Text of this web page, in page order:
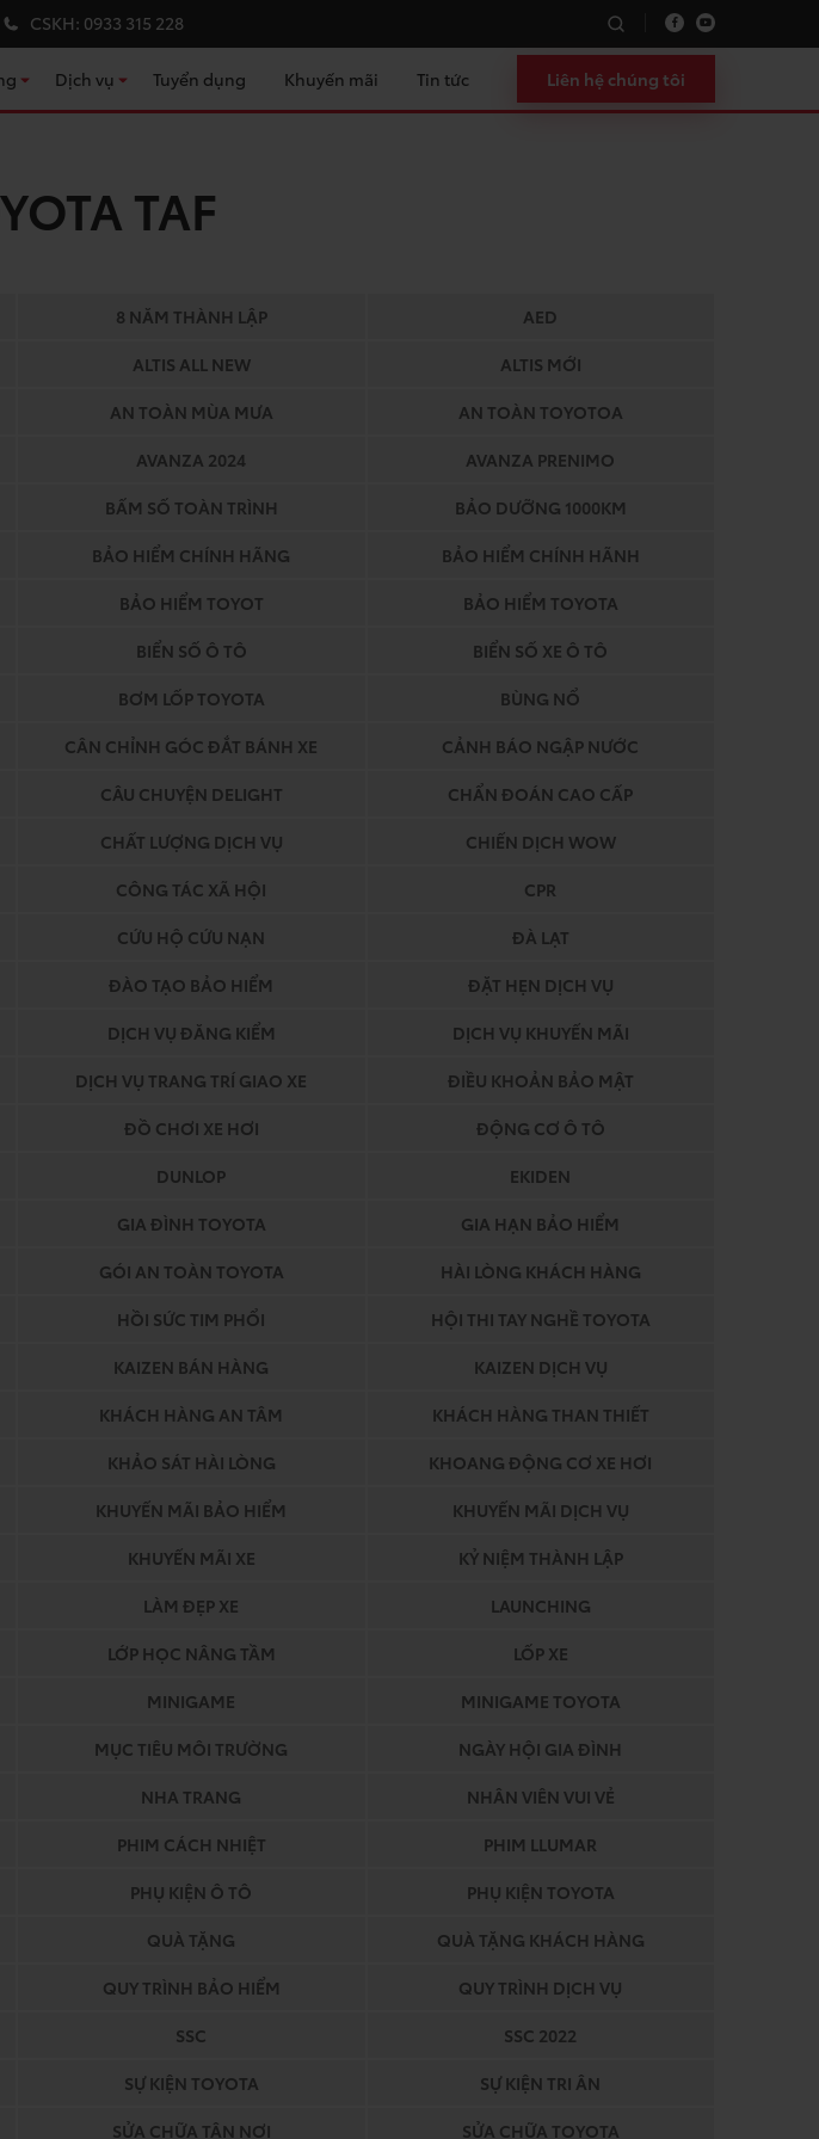
CSKH: 0933 315 228
Dịch vụ
Chính sách bảo hành
Phụ kiện ô tô Toyota
Tuyển dụng Khuyến mãi Tin tức Liên hệ chúng tôi
TAF
8 NĂM THÀNH LẬP
AED
ALTIS ALL NEW
ALTIS MỚI
AN TOÀN MÙA MƯA
AN TOÀN TOYOTOA
AVANZA 2024
AVANZA PRENIMO
BẤM SỐ TOÀN TRÌNH
BẢO DƯỠNG 1000KM
BẢO HIỂM CHÍNH HÃNG
BẢO HIỂM CHÍNH HÃNH
BẢO HIỂM TOYOT
BẢO HIỂM TOYOTA
BIỂN SỐ Ô TÔ
BIỂN SỐ XE Ô TÔ
BƠM LỐP TOYOTA
BÙNG NỔ
CÂN CHỈNH GÓC ĐẮT BÁNH XE
CẢNH BÁO NGẬP NƯỚC
CÂU CHUYỆN DELIGHT
CHẨN ĐOÁN CAO CẤP
CHẤT LƯỢNG DỊCH VỤ
CHIẾN DỊCH WOW
CÔNG TÁC XÃ HỘI
CPR
CỨU HỘ CỨU NẠN
ĐÀ LẠT
ĐÀO TẠO BẢO HIỂM
ĐẶT HẸN DỊCH VỤ
DỊCH VỤ ĐĂNG KIỂM
DỊCH VỤ KHUYẾN MÃI
DỊCH VỤ TRANG TRÍ GIAO XE
ĐIỀU KHOẢN BẢO MẬT
ĐỒ CHƠI XE HƠI
ĐỘNG CƠ Ô TÔ
DUNLOP
EKIDEN
GIA ĐÌNH TOYOTA
GIA HẠN BẢO HIỂM
GÓI AN TOÀN TOYOTA
HÀI LÒNG KHÁCH HÀNG
HỒI SỨC TIM PHỔI
HỘI THI TAY NGHỀ TOYOTA
KAIZEN BÁN HÀNG
KAIZEN DỊCH VỤ
KHÁCH HÀNG AN TÂM
KHÁCH HÀNG THAN THIẾT
KHẢO SÁT HÀI LÒNG
KHOANG ĐỘNG CƠ XE HƠI
KHUYẾN MÃI BẢO HIỂM
KHUYẾN MÃI DỊCH VỤ
KHUYẾN MÃI XE
KỶ NIỆM THÀNH LẬP
LÀM ĐẸP XE
LAUNCHING
LỚP HỌC NÂNG TẦM
LỐP XE
MINIGAME
MINIGAME TOYOTA
MỤC TIÊU MÔI TRƯỜNG
NGÀY HỘI GIA ĐÌNH
NHA TRANG
NHÂN VIÊN VUI VẺ
PHIM CÁCH NHIỆT
PHIM LLUMAR
PHỤ KIỆN Ô TÔ
PHỤ KIỆN TOYOTA
QUÀ TẶNG
QUÀ TẶNG KHÁCH HÀNG
QUY TRÌNH BẢO HIỂM
QUY TRÌNH DỊCH VỤ
SSC
SSC 2022
SỰ KIỆN TOYOTA
SỰ KIỆN TRI ÂN
SỬA CHỮA TẬN NƠI
SỬA CHỮA TOYOTA